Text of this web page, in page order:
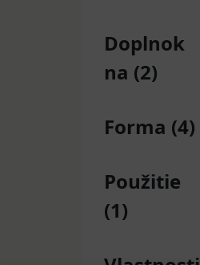
48ks (1)
42ks (1)
Doplnok
na (2)
Forma (4)
Použitie
(1)